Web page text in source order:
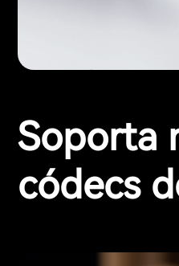
Soporta
códecs